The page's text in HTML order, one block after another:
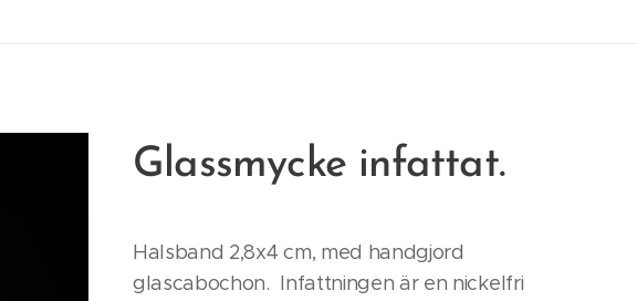
Glassmycke infattat.
Halsband 2,8x4 cm, med handgjord
glascabochon. Infattningen är en nickelfri